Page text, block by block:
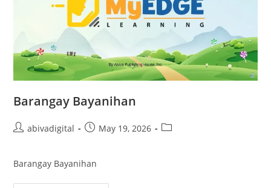
Barangay Bayanihan
abivadigital May 19, 2026
Barangay Bayanihan